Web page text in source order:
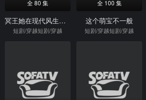
全 80 集
冥王她在现代风生水起
短剧/穿越短剧/穿越
全 100 集
这个萌宝不一般
短剧/穿越短剧/穿越